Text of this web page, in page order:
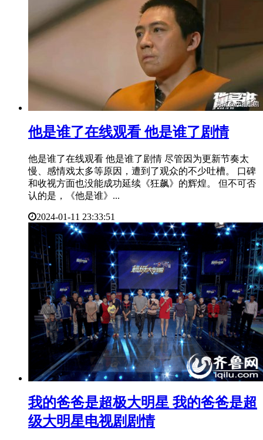
​他是谁了在线观看 他是谁了剧情
他是谁了在线观看 他是谁了剧情 尽管因为更新节奏太
慢、感情戏太多等原因，遭到了观众的不少吐槽。 口碑
和收视方面也没能成功延续《狂飙》的辉煌。 但不可否
认的是，《他是谁》...
2024-01-11 23:33:51
​我的爸爸是超极大明星 我的爸爸是超
级大明星电视剧剧情